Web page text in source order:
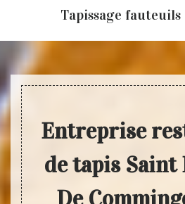
Tapissage fauteuils
Entreprise
de tapis